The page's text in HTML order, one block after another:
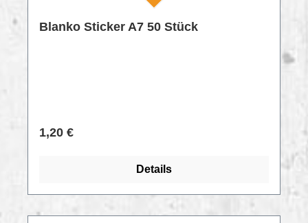
Stickertraum.
Blanko Sticker A7 50 Stück
Regulärer Preis:
1,20 €
Details